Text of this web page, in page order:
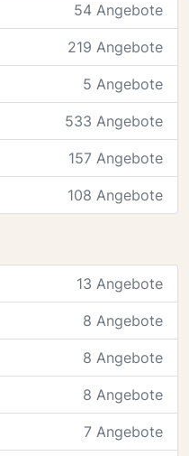
54 Angebote
219 Angebote
5 Angebote
533 Angebote
157 Angebote
108 Angebote
13 Angebote
8 Angebote
8 Angebote
8 Angebote
7 Angebote